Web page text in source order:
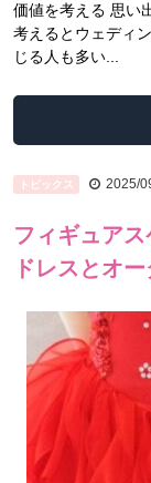
価値を考える 思い
考えるとウェディ
じる人も多い...
トピックス 2025/
フィギュア
ドレスとオ